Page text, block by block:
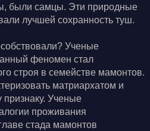
были самцы. Эти природные
лучшей сохранность туш.
Ученые
феномен стал
строя в семействе мамонтов.
матриархатом и
признаку. Ученые
проживания
стада мамонтов